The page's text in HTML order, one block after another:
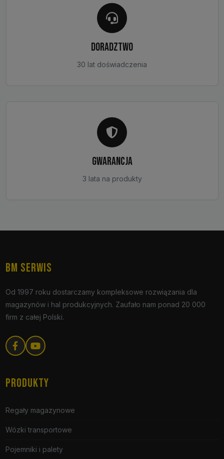
DORADZTWO
30 lat doświadczenia
GWARANCJA
3 lata na produkty
BM SERWIS
Od 1997 roku dostarczamy kompleksowe rozwiązania dla
magazynów i hal produkcyjnych. Zaufało nam ponad 20 000
firm z całej Polski.
PRODUKTY
Regały magazynowe
Wózki transportowe
Pojemniki i palety